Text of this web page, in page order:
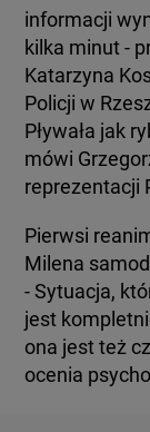
informacji
kilka minut -
Katarzyna
Policji w
Pływała jak
mówi
reprezentacji
Pierwsi
Milena
- Sytuacja,
jest
ona jest też
ocenia